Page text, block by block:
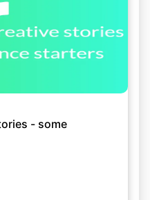
- some